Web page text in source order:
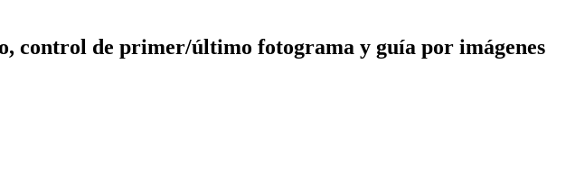
control de primer/último fotograma y guía por imágenes